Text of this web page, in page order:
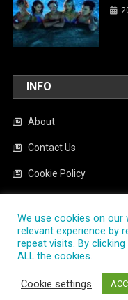
INFO
About
Contact Us
Cookie Policy
Privacy Policy
PlayTV.com.gr|
We use cookies on
relevant experience by
repeat visits. By
ALL the cookies.
Cookie settings